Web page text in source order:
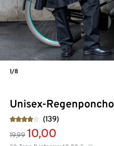
Unisex-
(139)
19,99 10,00
1/8